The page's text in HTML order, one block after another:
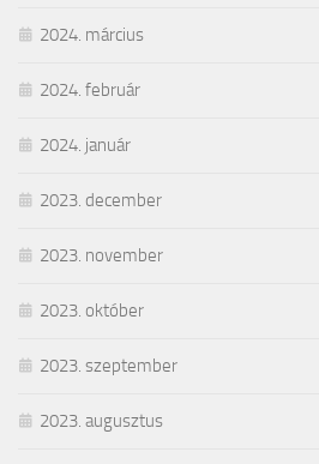
2024. március
2024. február
2024. január
2023. december
2023. november
2023. október
2023. szeptember
2023. augusztus